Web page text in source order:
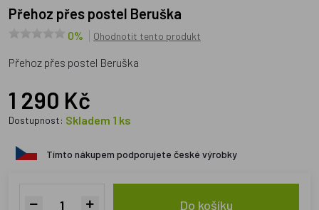
Přehoz přes postel Beruška
0% Ohodnotit tento produkt
Přehoz přes postel Beruška
1 290 Kč
Dostupnost: Skladem 1 ks
Tímto nákupem podporujete české výrobky
Do košíku